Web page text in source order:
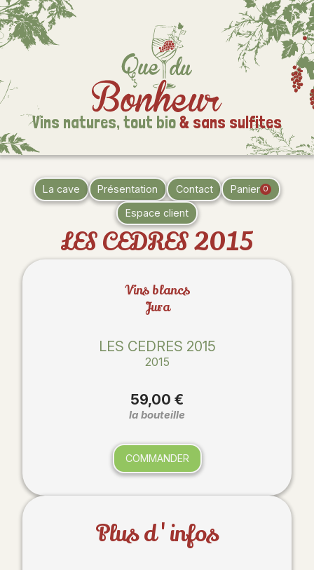
Vins natures, tout bio& sans sulfites
La cave Présentation Contact Panier 0
Espace client
LES CEDRES 2015
Vins blancs
Jura
LES CEDRES 2015
2015
59,00 €
la bouteille
COMMANDER
Plus d'infos